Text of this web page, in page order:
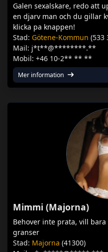
Galen sexalskare, redo att
en djarv man och du gillar
klicka pa knappen!
Stad: Götene-Kommun (533
Mail: j*t**@********.**
Mobil: +46 10-2** ** **
Mer information
Mimmi (Majorna)
Behover inte prata, vill
granser
Stad: Majorna (41300)